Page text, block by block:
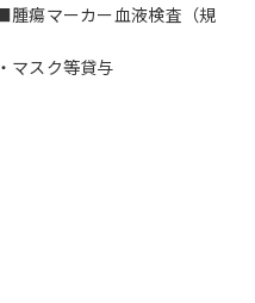
マーカー血液検査（規
スク等貸与